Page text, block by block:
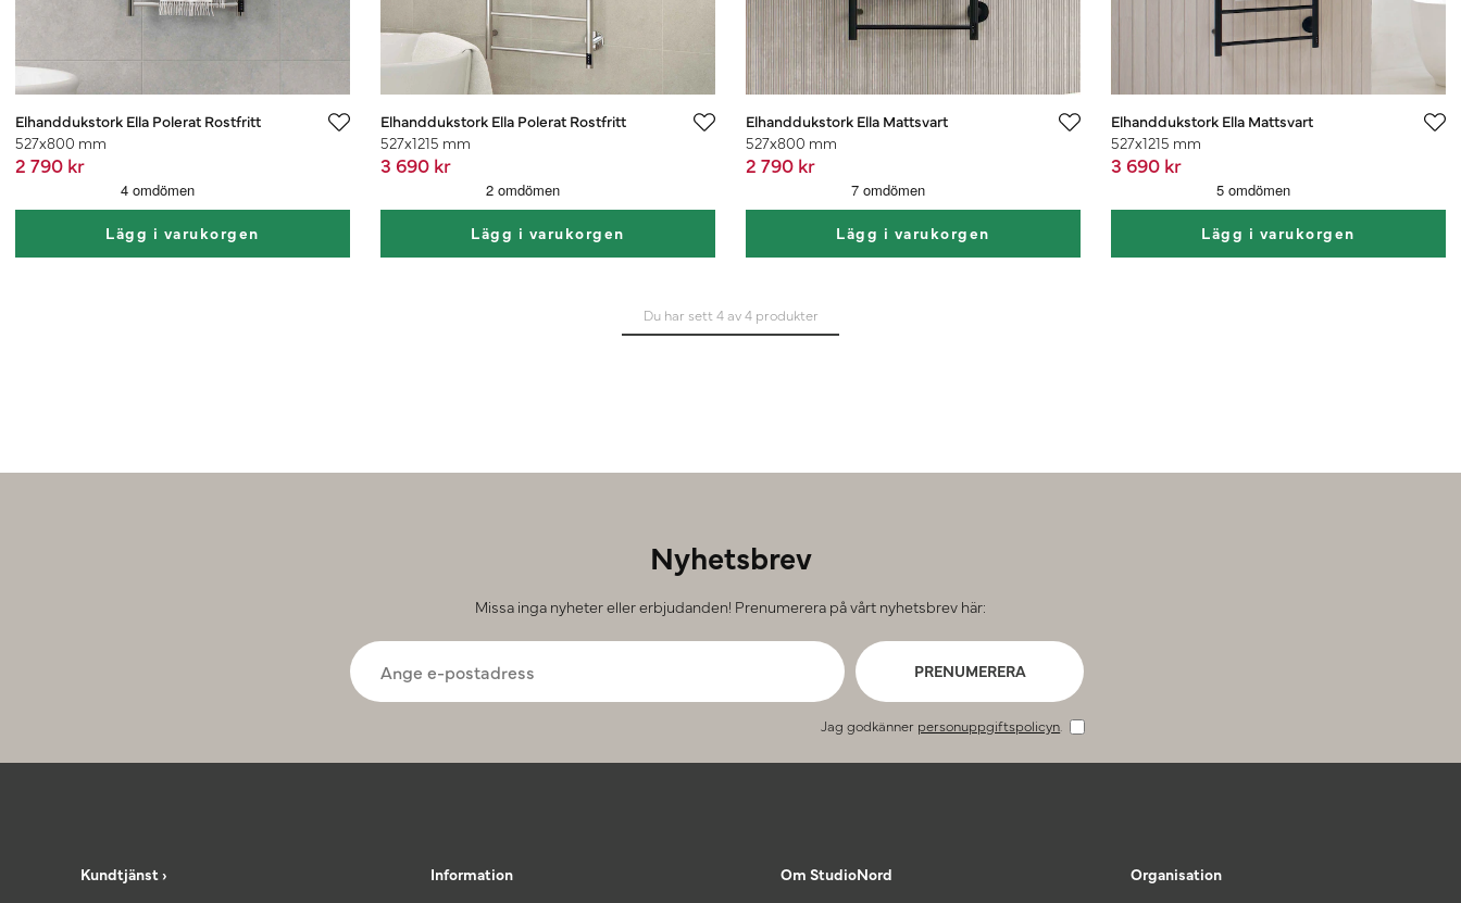
Elhanddukstork Ella Polerat Rostfritt
527x800 mm
2 790 kr
Lägg i varukorgen
Elhanddukstork Ella Polerat Rostfritt
527x1215 mm
3 690 kr
Lägg i varukorgen
Elhanddukstork Ella Mattsvart
527x800 mm
2 790 kr
Lägg i varukorgen
Elhanddukstork Ella Mattsvart
527x1215 mm
3 690 kr
Lägg i varukorgen
Du har sett 4 av 4 produkter
Nyhetsbrev
Missa inga nyheter eller erbjudanden! Prenumerera på vårt nyhetsbrev här:
PRENUMERERA
Jag godkänner personuppgiftspolicyn
Kundtjänst ›
Information
Om StudioNord
Organisation